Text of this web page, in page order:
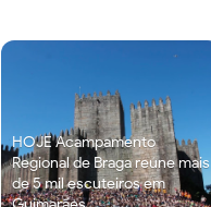
HOJE Acampamento
Regional de Braga reúne mais
de 5 mil escuteiros em